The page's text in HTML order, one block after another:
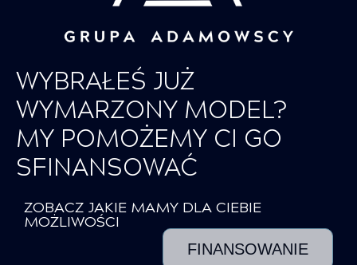
WYBRAŁEŚ JUŻ
WYMARZONY MODEL?
MY POMOŻEMY CI GO
SFINANSOWAĆ
ZOBACZ JAKIE MAMY DLA CIEBIE
MOŻLIWOŚCI
FINANSOWANIE